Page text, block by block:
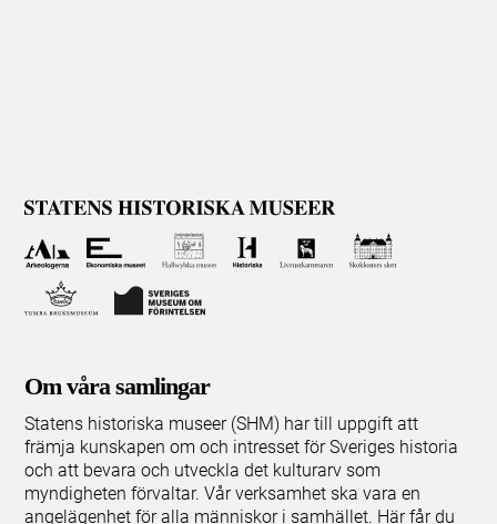
Om våra samlingar
Statens historiska museer (SHM) har till uppgift att
främja kunskapen om och intresset för Sveriges historia
och att bevara och utveckla det kulturarv som
myndigheten förvaltar. Vår verksamhet ska vara en
angelägenhet för alla människor i samhället. Här får du